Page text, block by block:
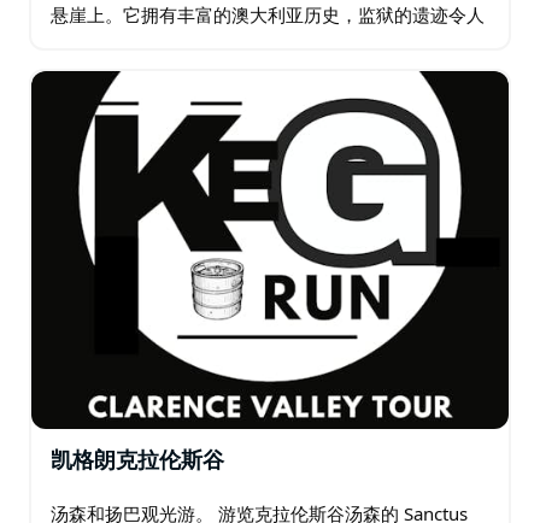
悬崖上。它拥有丰富的澳大利亚历史，监狱的遗迹令人
助游览，门票已包含在内。…
凯格朗克拉伦斯谷
汤森和扬巴观光游。 游览克拉伦斯谷汤森的 Sanctus